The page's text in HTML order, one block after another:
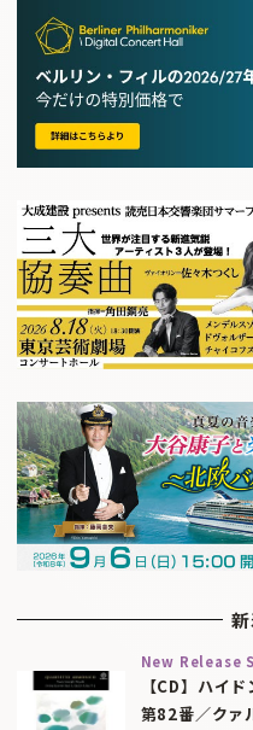
New Release
【CD】ハイ
第82番／クァ